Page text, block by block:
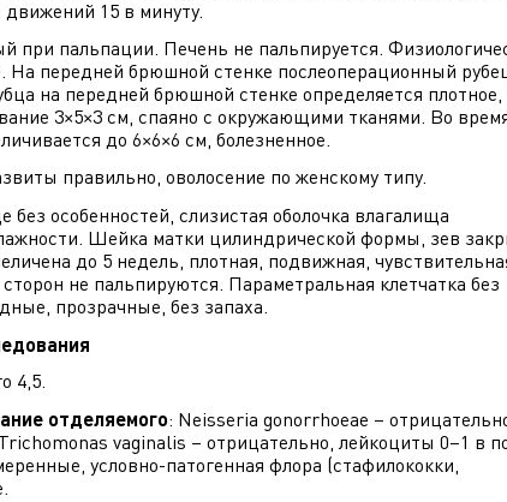
15 в минуту.
при пальпации. Печень не пальпируется.
На передней брюшной стенке послеоперационный
на передней брюшной стенке определяется плотное,
3×5×3 см, спаяно с окружающими тканями. Во
до 6×6×6 см, болезненное.
правильно, оволосение по женскому типу.
без особенностей, слизистая оболочка влагалища
Шейка матки цилиндрической формы, зев
до 5 недель, плотная, подвижная,
не пальпируются. Параметральная клетчатка без
прозрачные, без запаха.
4,5.
отделяемого: Neisseria gonorrhoeae –
vaginalis – отрицательно, лейкоциты 0–1 в
условно-патогенная флора (стафилококки,